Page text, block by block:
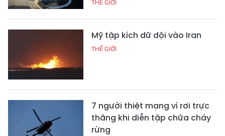
THẾ GIỚI
Mỹ tập kích dữ dội vào Iran
THẾ GIỚI
7 người thiệt mạng vì rơi trực
thăng khi diễn tập chữa cháy
rừng